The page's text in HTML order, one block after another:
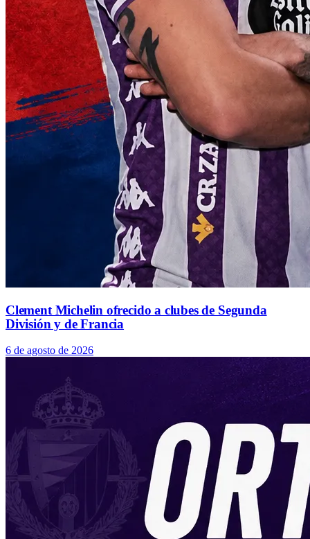
Clement Michelin ofrecido a clubes de Segunda
División y de Francia
6 de agosto de 2026